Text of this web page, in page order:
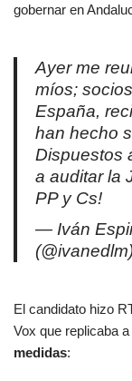
gobernar en
Ayer me
míos;
España,
han hecho
Dispuestos
a auditar la
PP y Cs!
— Iván
El candidato hizo
Vox que replicaba
medidas: